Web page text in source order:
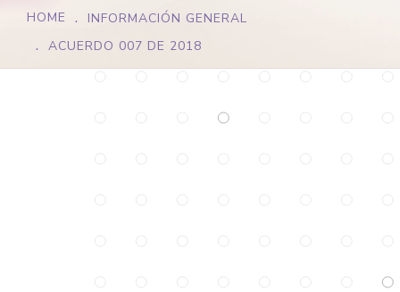
HOME
INFORMACIÓN GENERAL
ACUERDO 007 DE 2018